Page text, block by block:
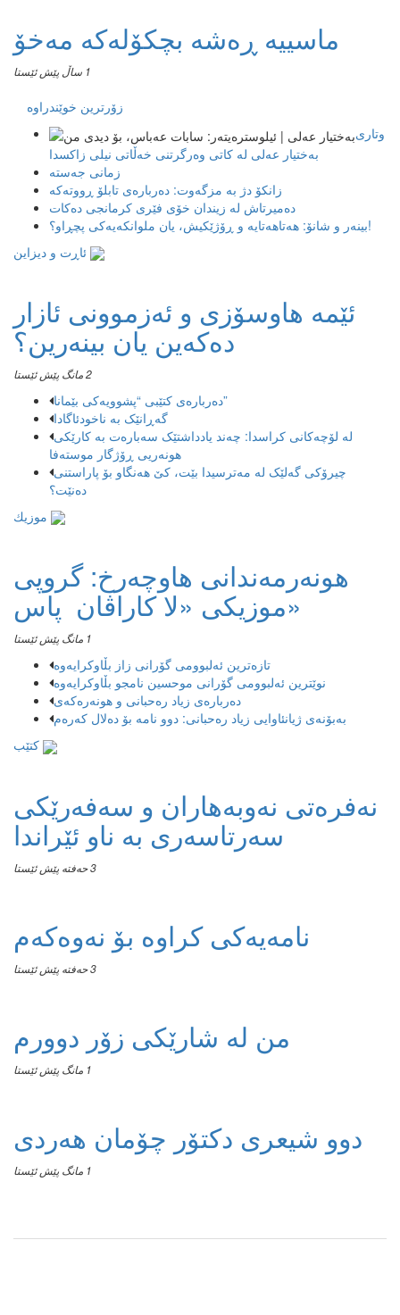
ماسییه ڕەشە بچکۆلەکە مەخۆ
1 ساڵ پێش ئێستا
زۆرترین خوێندراوە
وتاری
بەختیار عەلی لە کاتی وەرگرتنی خەڵاتی نیلی زاکسدا
زمانی جەستە
زانکۆ دژ بە مزگەوت: دەربارەى تابلۆ ڕووتەکە
ده‌میرتاش له‌ زیندان خۆی فێری كرمانجی ده‌كات
بینەر و شانۆ: هەتاھەتایە و ڕۆژێکیش، یان ملوانکەیەکی پچڕاو؟!
ئێمە هاوسۆزی و ئەزموونی ئازار
دەکەین یان بینەرین؟
2 مانگ پێش ئێستا
دەربارەی کتێبی “پشوویەکی بێمانا”
لە لۆچەکانی کراسدا: چەند یادداشتێک سەبارەت بە کارێکی
چیرۆکی گەلێک لە مەترسیدا بێت، کێ هەنگاو بۆ پاراستنی
هونەرمەندانی هاوچەرخ: گروپی
موزیكی «لا كاراڤان پاس»
1 مانگ پێش ئێستا
نەفرەتی نەوبەهاران و سەفەرێکی
سەرتاسەری بە ناو ئێراندا
3 حەفتە پێش ئێستا
نامەیەکی کراوە بۆ نەوەکەم
3 حەفتە پێش ئێستا
من له‌ شارێکی زۆر دوورم
1 مانگ پێش ئێستا
دوو شیعری دکتۆر چۆمان هەردی
1 مانگ پێش ئێستا